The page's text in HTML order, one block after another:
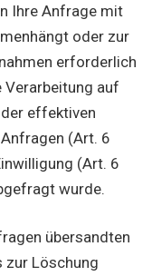
Ihre Anfrage mit
oder zur
erforderlich
Verarbeitung auf
effektiven
(Art. 6
(Art. 6
wurde.
übersandten
zur Löschung